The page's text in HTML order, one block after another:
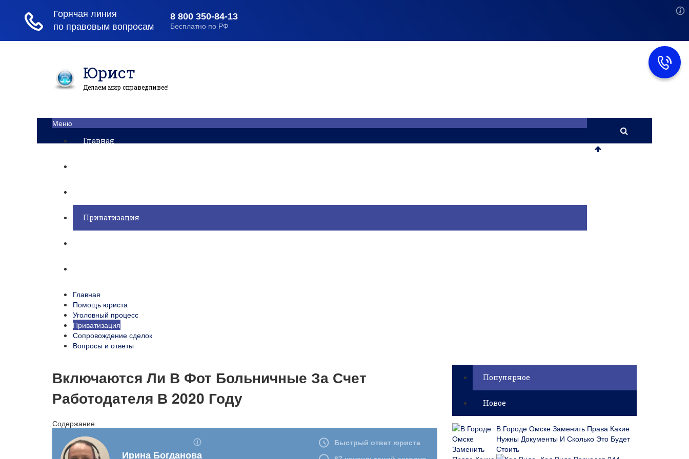
Юрист
Делаем мир справедливее!
Меню
Главная
Приватизация
Главная
Помощь юриста
Уголовный процесс
Приватизация
Сопровождение сделок
Вопросы и ответы
Включаются Ли В Фот Больничные За Счет
Работодателя В 2020 Году
Содержание
Популярное
Новое
В Городе Омске Заменить Права Какие
Нужны Документы И Сколько Это Будет
Стоить